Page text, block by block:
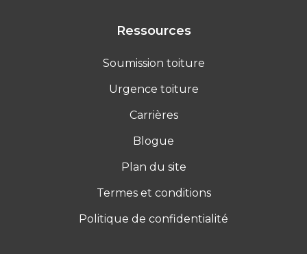
Ressources
Soumission toiture
Urgence toiture
Carrières
Blogue
Plan du site
Termes et conditions
Politique de confidentialité